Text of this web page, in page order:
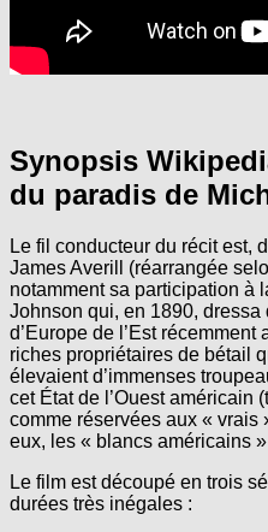
Synopsis
du paradis de
Le fil conducteur du récit est,
James Averill (réarrangée
notamment sa participation à
Johnson qui, en 1890,
d’Europe de l’Est
riches propriétaires de bétail
élevaient d’immenses
cet État de l’Ouest américain
comme réservées aux « vrais
eux, les « blancs américains
Le film est découpé en trois
durées très inégales :